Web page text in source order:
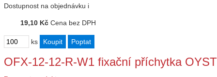
Dostupnost na objednávku i
19,10 Kč Cena bez DPH
ks
OFX-12-12-R-W1 fixační příchytka